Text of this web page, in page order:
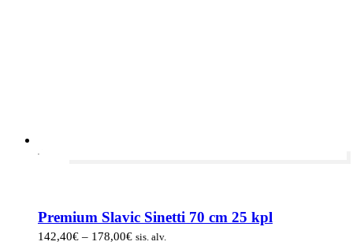
-20%
Premium Slavic Sinetti 70 cm 25 kpl
142,40€ – 178,00€Hintaluokka:
sis. alv.